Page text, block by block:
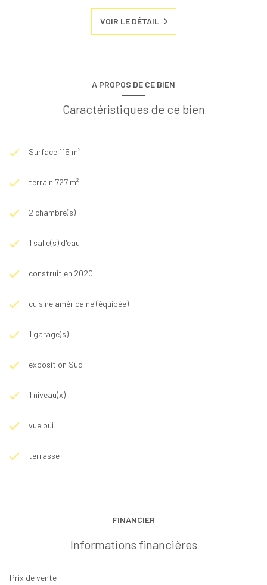
VOIR LE DÉTAIL
A PROPOS DE CE BIEN
Caractéristiques de ce bien
Surface 115 m²
terrain 727 m²
2 chambre(s)
1 salle(s) d'eau
construit en 2020
cuisine américaine (équipée)
1 garage(s)
exposition Sud
1 niveau(x)
vue oui
terrasse
FINANCIER
Informations financières
Prix de vente